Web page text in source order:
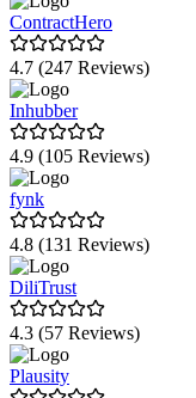
ContractHero
4.7 (247 Reviews)
Inhubber
4.9 (105 Reviews)
fynk
4.8 (131 Reviews)
DiliTrust
4.3 (57 Reviews)
Plausity